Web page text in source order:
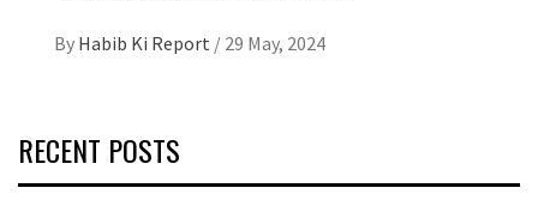
By Habib Ki Report / 29 May, 2024
RECENT POSTS